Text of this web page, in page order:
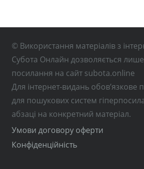
© Використання матеріалів з
Субота Онлайн дозволяється
посилання на сайт subota.online
Для інтернет-видань обов’язкове
для пошукових систем
абзаці на конкретний матеріал.
Умови договору оферти
Конфіденційність